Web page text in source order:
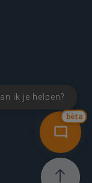
bèta
ik je helpen?